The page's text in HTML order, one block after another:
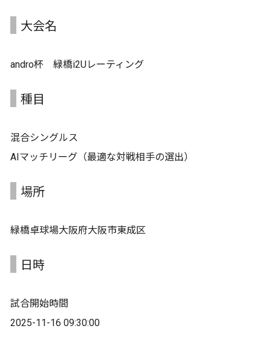
大会名
andro杯 緑橋i2Uレーティング
種目
混合シングルス
AIマッチリーグ（最適な対戦相手の選出）
場所
緑橋卓球場大阪府大阪市東成区
日時
試合開始時間
2025-11-16 09:30:00